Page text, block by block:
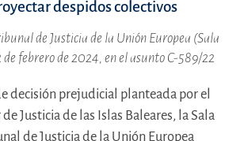
despidos colectivos
de Justicia de la Unión Europea (Sala
febrero de 2024, en el asunto C-589/22
decisión prejudicial planteada por el
Justicia de las Islas Baleares, la Sala
de Justicia de la Unión Europea